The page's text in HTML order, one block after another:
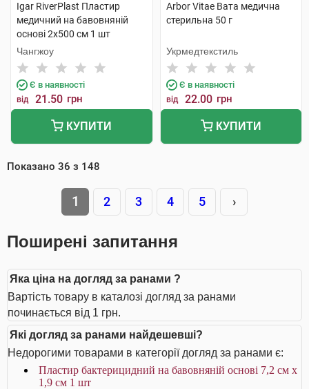
Igar RiverPlast Пластир
медичний на бавовняній
основі 2х500 см 1 шт
Чангжоу
Є в наявності
від 21.50 грн
КУПИТИ
Arbor Vitae Вата медична
стерильна 50 г
Укрмедтекстиль
Є в наявності
від 22.00 грн
КУПИТИ
Показано 36 з 148
1 2 3 4 5 ›
Поширені запитання
Яка ціна на догляд за ранами ?
Вартість товару в каталозі догляд за ранами
починається від 1 грн.
Які догляд за ранами найдешевші?
Недорогими товарами в категорії догляд за ранами є:
Пластир бактерицидний на бавовняній основі 7,2 см х
1,9 см 1 шт